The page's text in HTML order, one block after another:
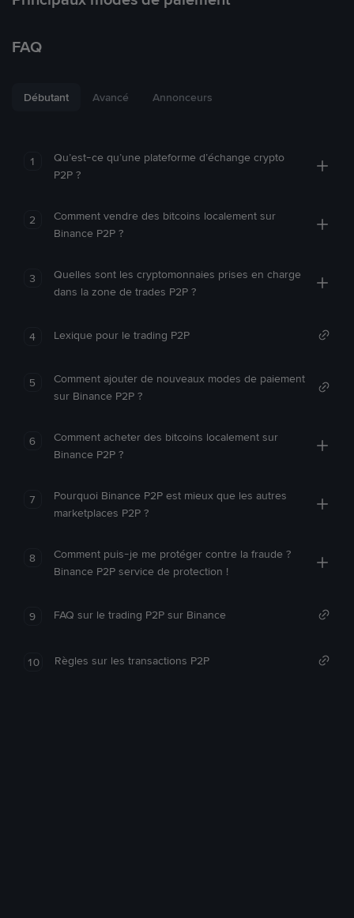
FAQ
Débutant Avancé Annonceurs
1
Qu’est-ce qu’une plateforme d’échange crypto
P2P ?
2
Comment vendre des bitcoins localement sur
Binance P2P ?
3
Quelles sont les cryptomonnaies prises en charge
dans la zone de trades P2P ?
4 Lexique pour le trading P2P
5
Comment ajouter de nouveaux modes de paiement
sur Binance P2P ?
6
Comment acheter des bitcoins localement sur
Binance P2P ?
7
Pourquoi Binance P2P est mieux que les autres
marketplaces P2P ?
8
Comment puis-je me protéger contre la fraude ?
Binance P2P service de protection !
9 FAQ sur le trading P2P sur Binance
10 Règles sur les transactions P2P